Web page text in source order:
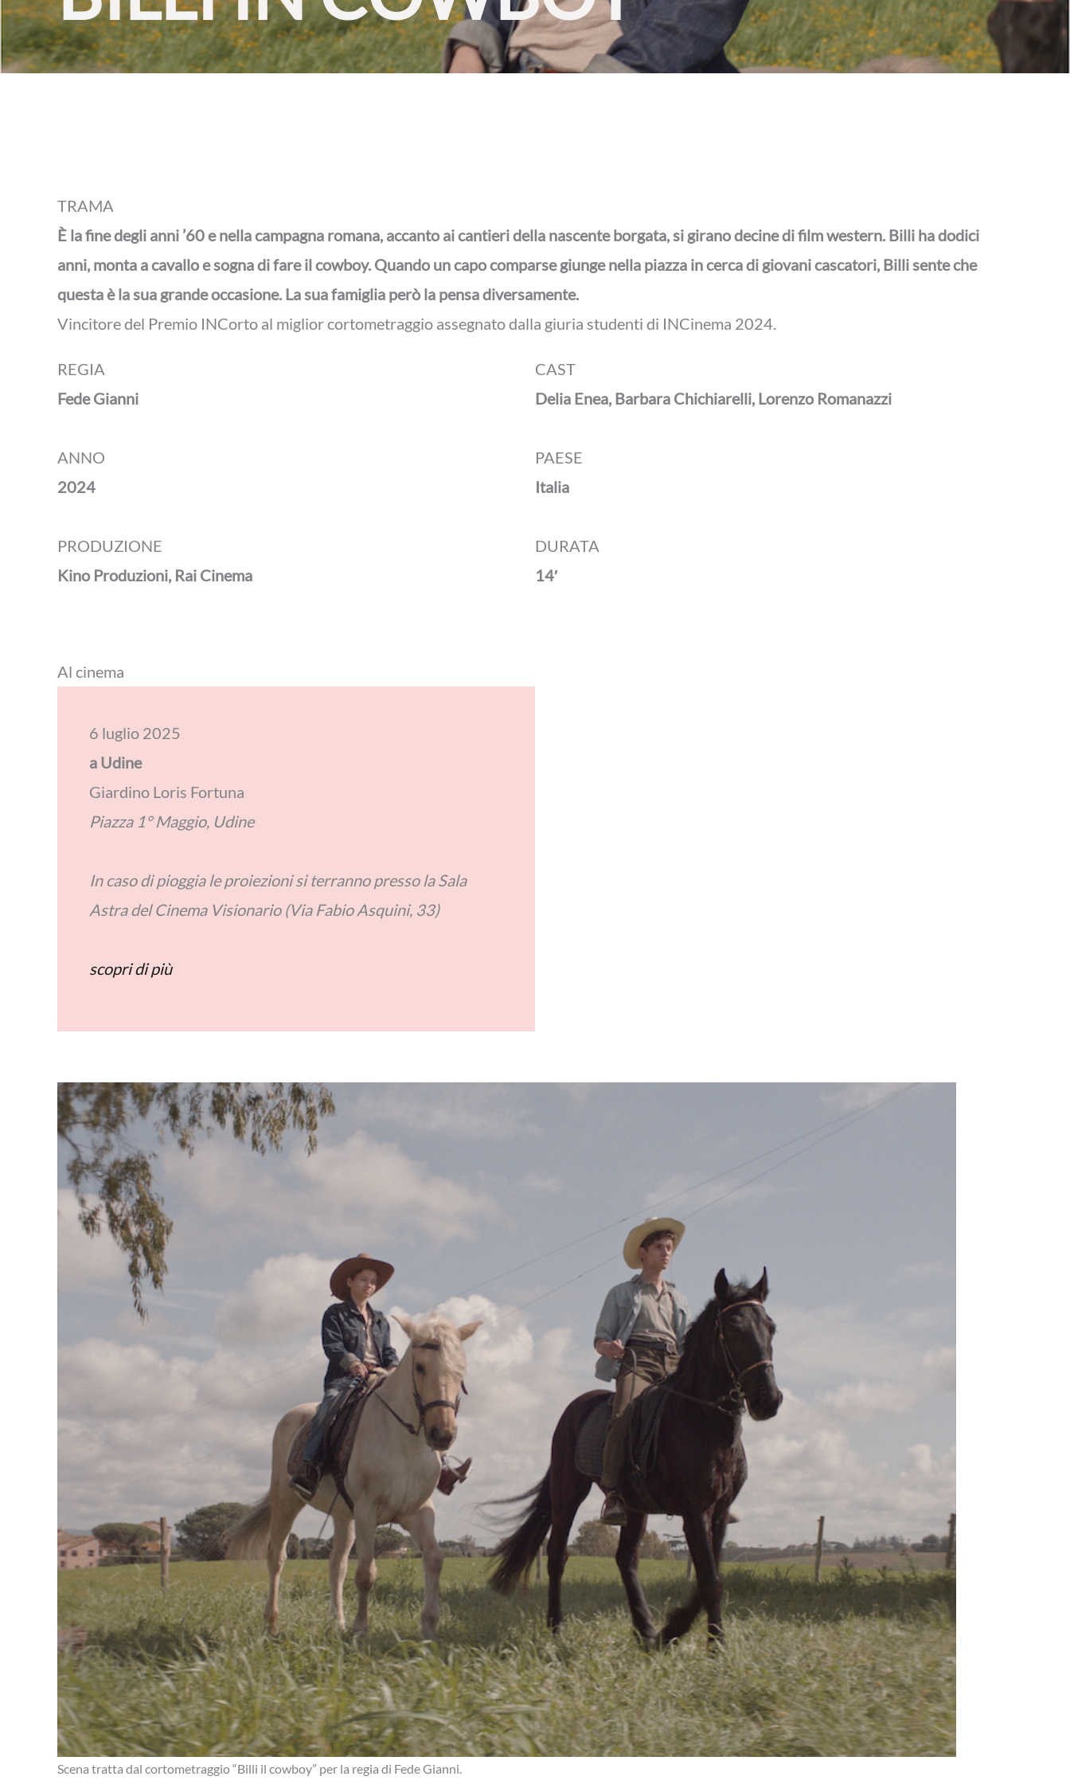
TRAMA
È la fine degli anni ’60 e nella campagna romana, accanto ai cantieri della nascente borgata, si girano decine di film western. Billi ha dodici
anni, monta a cavallo e sogna di fare il cowboy. Quando un capo comparse giunge nella piazza in cerca di giovani cascatori, Billi sente che
questa è la sua grande occasione. La sua famiglia però la pensa diversamente.
Vincitore del Premio INCorto al miglior cortometraggio assegnato dalla giuria studenti di INCinema 2024.
REGIA
Fede Gianni
ANNO
2024
PRODUZIONE
Kino Produzioni, Rai Cinema
CAST
Delia Enea, Barbara Chichiarelli, Lorenzo Romanazzi
PAESE
Italia
DURATA
14′
Al cinema
6 luglio 2025
a Udine
Giardino Loris Fortuna
Piazza 1° Maggio, Udine
In caso di pioggia le proiezioni si terranno presso la Sala
Astra del Cinema Visionario (Via Fabio Asquini, 33)
scopri di più
Scena tratta dal cortometraggio “Billi il cowboy” per la regia di Fede Gianni.